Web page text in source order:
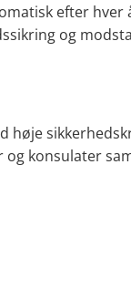
efter hver
og
høje
konsulater